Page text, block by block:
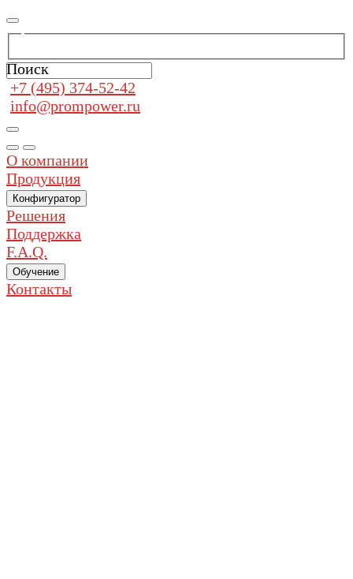
Поиск
+7 (495) 374-52-42
info@prompower.ru
О компании
Продукция
Конфигуратор
Решения
Поддержка
F.A.Q.
Обучение
Контакты